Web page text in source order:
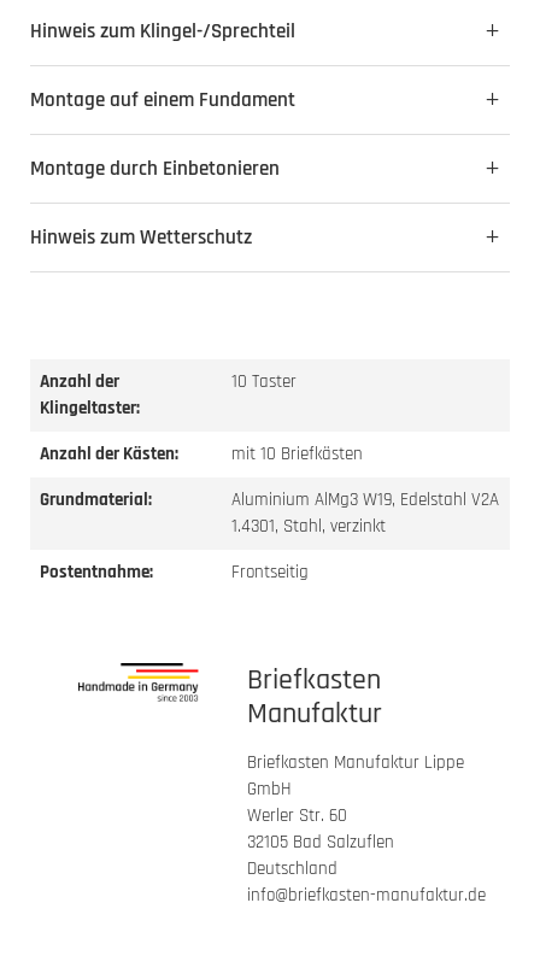
Hinweis zum Klingel-/Sprechteil
Montage auf einem Fundament
Montage durch Einbetonieren
Hinweis zum Wetterschutz
Anzahl der
Klingeltaster:
10 Taster
Anzahl der Kästen:
mit 10 Briefkästen
Grundmaterial:
Aluminium AlMg3 W19, Edelstahl V2A
1.4301, Stahl, verzinkt
Postentnahme:
Frontseitig
Briefkasten
Manufaktur
Briefkasten Manufaktur Lippe
GmbH
Werler Str. 60
32105 Bad Salzuflen
Deutschland
info@briefkasten-manufaktur.de